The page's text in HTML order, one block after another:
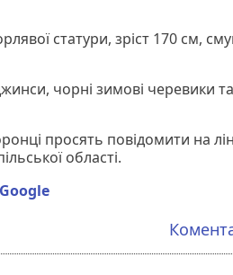
статури, зріст 170 см,
чорні зимові черевики та
просять повідомити на
області.
Google